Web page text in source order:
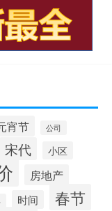
宵节 公司
宋代 小区
房地产
时间 春节